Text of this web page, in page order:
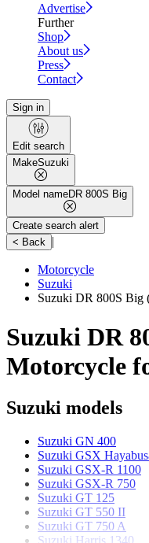
Advertise
Further
Shop
About us
Press
Contact
Sign in
Edit search
MakeSuzuki
Model nameDR 800S Big
Create search alert
< Back |
Motorcycle
Suzuki
Suzuki DR 800S Big
Suzuki DR
Motorcycle
Suzuki models
Suzuki GN 400
Suzuki GSX
Suzuki GSX-R 1100
Suzuki GSX-R 750
Suzuki GT 125
Suzuki GT 550 II
Suzuki GT 750 A
Suzuki Harris 1340